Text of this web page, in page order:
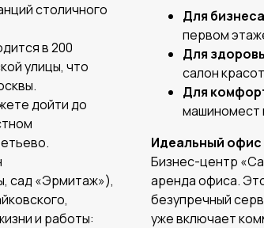
столичного
в 200
улицы, что
дойти до
сад «Эрмитаж»),
и работы:
Для
первом
Для
салон
Для
машиномест
Идеальный офис
Бизнес-центр
аренда офиса.
безупречный
уже включает